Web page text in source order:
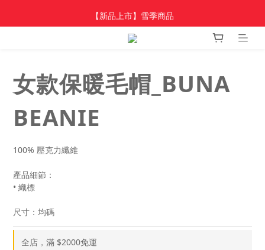
加入新會員 領$100 購物金，首單享免運🚛
【新品上市】雪季商品
加入新會員 領$100 購物金，首單享免運🚛
女款保暖毛帽_BUNA
BEANIE
100% 壓克力纖維
產品細節：
• 織標
尺寸：均碼
全店，滿 $2000免運